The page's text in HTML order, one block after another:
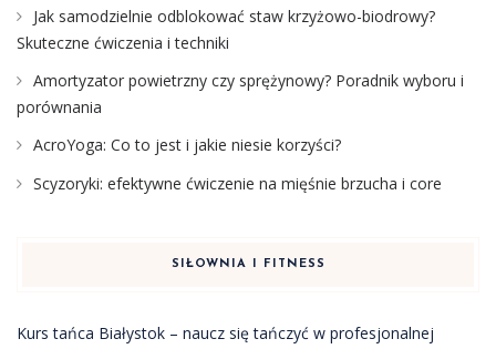
Jak samodzielnie odblokować staw krzyżowo-biodrowy?
Skuteczne ćwiczenia i techniki
Amortyzator powietrzny czy sprężynowy? Poradnik wyboru i
porównania
AcroYoga: Co to jest i jakie niesie korzyści?
Scyzoryki: efektywne ćwiczenie na mięśnie brzucha i core
SIŁOWNIA I FITNESS
Kurs tańca Białystok – naucz się tańczyć w profesjonalnej